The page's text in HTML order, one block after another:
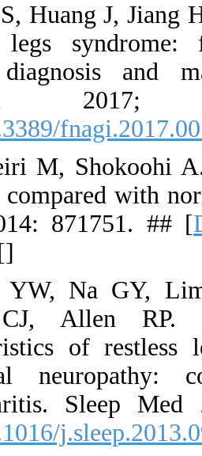
27. Guo
Restless
clinical
[
28.
diabetics
2014;
29. Cho
Earley
[